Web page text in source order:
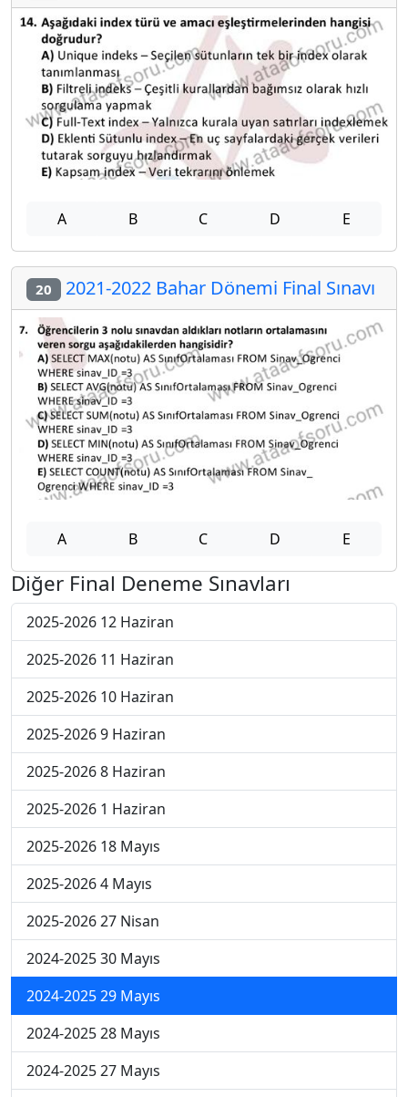
A B C D E
20 2021-2022 Bahar Dönemi Final Sınavı
A B C D E
Diğer Final Deneme Sınavları
2025-2026 12 Haziran
2025-2026 11 Haziran
2025-2026 10 Haziran
2025-2026 9 Haziran
2025-2026 8 Haziran
2025-2026 1 Haziran
2025-2026 18 Mayıs
2025-2026 4 Mayıs
2025-2026 27 Nisan
2024-2025 30 Mayıs
2024-2025 29 Mayıs
2024-2025 28 Mayıs
2024-2025 27 Mayıs